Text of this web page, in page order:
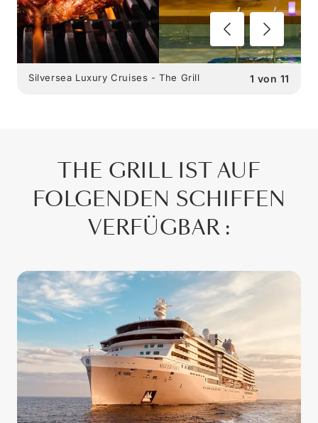
1 von 11
Silversea Luxury Cruises - The Grill
THE GRILL IST AUF
FOLGENDEN SCHIFFEN
VERFÜGBAR :